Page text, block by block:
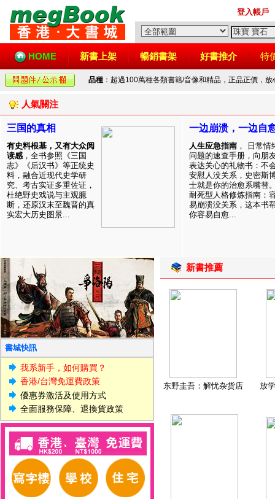
登入帳戶
HOME 新書上架 暢銷書架 好書推介 特
品種 ：超過100萬種各類書籍/音像和精品，正品正價，
人氣關注
三国的真相
有史料根基，又有大众阅
读感 ，全书参照《三国
志》《后汉书》等正统史
料，融合近现代史学研
究、考古实证多重佐证，
杜绝野史戏说与主观臆
断，还原汉末至魏晋的真
实宏大历史图景...
一边崩溃，一边自
人生应急指南 ， 日常情
问题的速查手册，向朋
表达关心的礼物书：不
安慰人没关系，史密斯
士就是你的治愈系嘴替
耐死型人格修炼指南：
易崩溃没关系，这本书
你容易自愈...
書城快訊
我系新手，如何購買？
香港/台灣免運費政策
優惠券激活及使用方式
全面服務保障、退換貨政策
新書推薦
东野圭吾：解忧杂货店 放